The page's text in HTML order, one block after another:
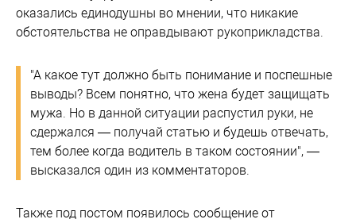
оказались единодушны во мнении, что никакие
обстоятельства не оправдывают рукоприкладства.
"А какое тут должно быть понимание и поспешные
выводы? Всем понятно, что жена будет защищать
мужа. Но в данной ситуации распустил руки, не
сдержался — получай статью и будешь отвечать,
тем более когда водитель в таком состоянии", —
высказался один из комментаторов.
Также под постом появилось сообщение от